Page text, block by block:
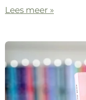
Lees meer »